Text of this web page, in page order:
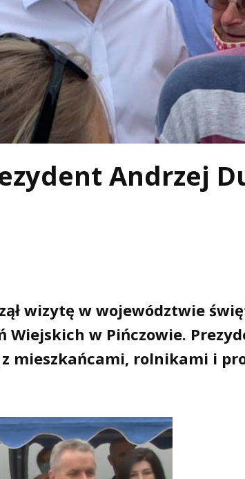
Andrzej
wizytę w województwie
Wiejskich w Pińczowie.
z mieszkańcami, rolnikami i